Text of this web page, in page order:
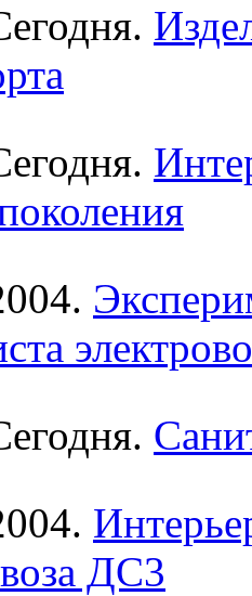
ДС3